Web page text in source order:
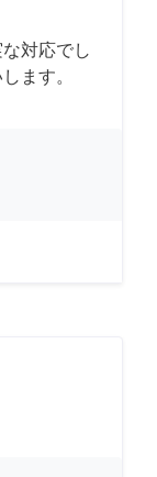
対応でし
ます。